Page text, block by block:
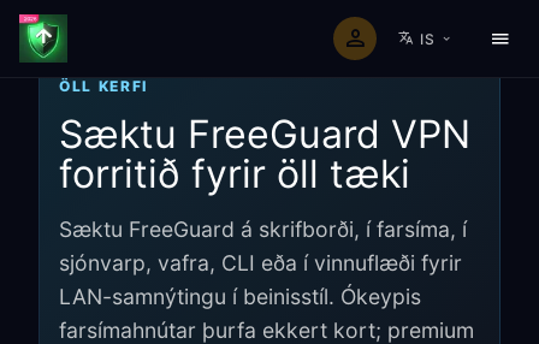
IS
ÖLL KERFI
Sæktu FreeGuard VPN
forritið fyrir öll tæki
Sæktu FreeGuard á skrifborði, í farsíma, í
sjónvarp, vafra, CLI eða í vinnuflæði fyrir
LAN-samnýtingu í beinisstíl. Ókeypis
farsímahnútar þurfa ekkert kort; premium